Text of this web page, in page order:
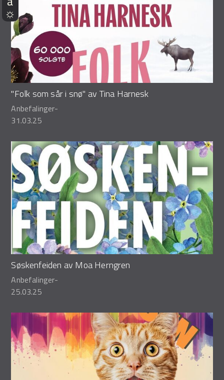
"Folk som sår i snø" av Tina Harnesk
Anbefalinger-
31.03.25
Søskenfeiden av Moa Herngren
Anbefalinger-
25.03.25